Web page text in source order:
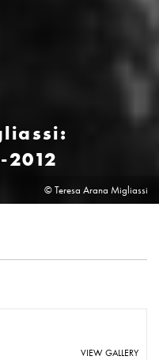
© Teresa Arana Migliassi
VIEW GALLERY